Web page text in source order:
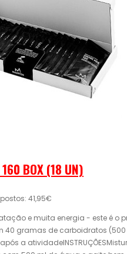
BOX (18 UN)
41,95€
e muita energia - este é o
40 gramas de carboidratos (500
a